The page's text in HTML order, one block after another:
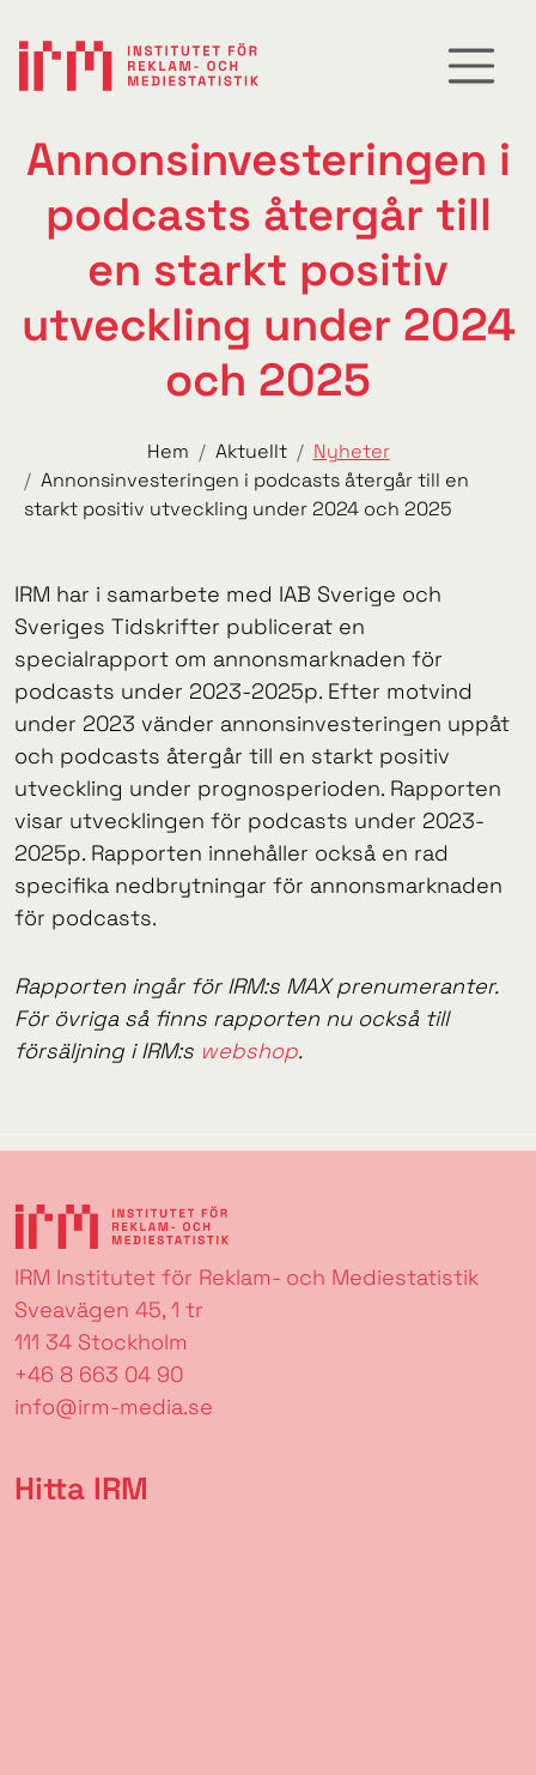
Annonsinvesteringen i
podcasts återgår till
en starkt positiv
utveckling under 2024
och 2025
Hem Aktuellt
Nyheter
Annonsinvesteringen i podcasts återgår till en
starkt positiv utveckling under 2024 och 2025
IRM har i samarbete med IAB Sverige och
Sveriges Tidskrifter publicerat en
specialrapport om annonsmarknaden för
podcasts under 2023-2025p. Efter motvind
under 2023 vänder annonsinvesteringen uppåt
och podcasts återgår till en starkt positiv
utveckling under prognosperioden. Rapporten
visar utvecklingen för podcasts under 2023-
2025p. Rapporten innehåller också en rad
specifika nedbrytningar för annonsmarknaden
för podcasts.
Rapporten ingår för IRM:s MAX prenumeranter.
För övriga så finns rapporten nu också till
försäljning i IRM:s webshop.
IRM Institutet för Reklam- och Mediestatistik
Sveavägen 45, 1 tr
111 34 Stockholm
+46 8 663 04 90
info@irm-media.se
Hitta IRM